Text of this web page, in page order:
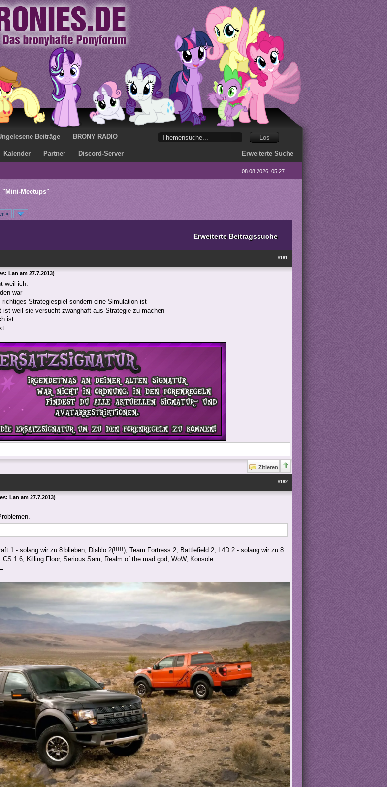
Beiträge BRONY RADIO
Kalender Partner Discord-Server Erweiterte Suche
08.08.2026, 05:27
"Mini-Meetups"
»
Erweiterte Beitragssuche
#181
Lan am 27.7.2013)
weil ich:
war
Strategiespiel sondern eine Simulation ist
weil sie versucht zwanghaft aus Strategie zu machen
ist
Zitieren
#182
Lan am 27.7.2013)
1 - solang wir zu 8 blieben, Diablo 2(!!!!!), Team Fortress 2, Battlefield 2, L4D 2 - solang wir zu 8.
CS 1.6, Killing Floor, Serious Sam, Realm of the mad god, WoW, Konsole